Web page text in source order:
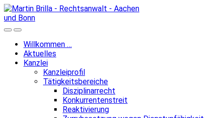
Skip
to
content
Search
Toggle
Menu
Willkommen …
Aktuelles
Kanzlei
Kanzleiprofil
Tätigkeitsbereiche
Disziplinarrecht
Konkurrentenstreit
Reaktivierung